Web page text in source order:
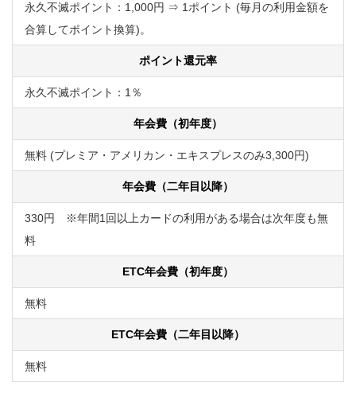
永久不滅ポイント：1,000円 ⇒ 1ポイント (毎月の利用金額を
合算してポイント換算)。
ポイント還元率
永久不滅ポイント：1％
年会費（初年度）
無料 (プレミア・アメリカン・エキスプレスのみ3,300円)
年会費（二年目以降）
330円 ※年間1回以上カードの利用がある場合は次年度も無
料
ETC年会費（初年度）
無料
ETC年会費（二年目以降）
無料